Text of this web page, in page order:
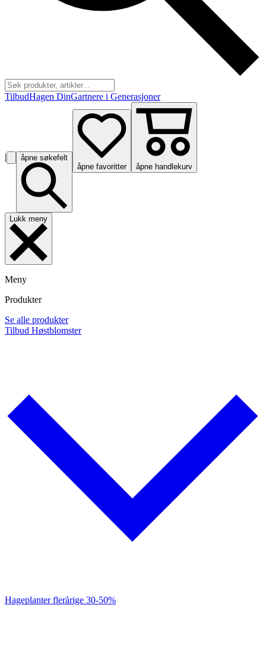
TilbudHagen DinGartnere i Generasjoner
|
åpne søkefelt
åpne favoritter
åpne handlekurv
Lukk meny
Meny
Produkter
Se alle produkter
Tilbud Høstblomster
Hageplanter flerårige 30-50%